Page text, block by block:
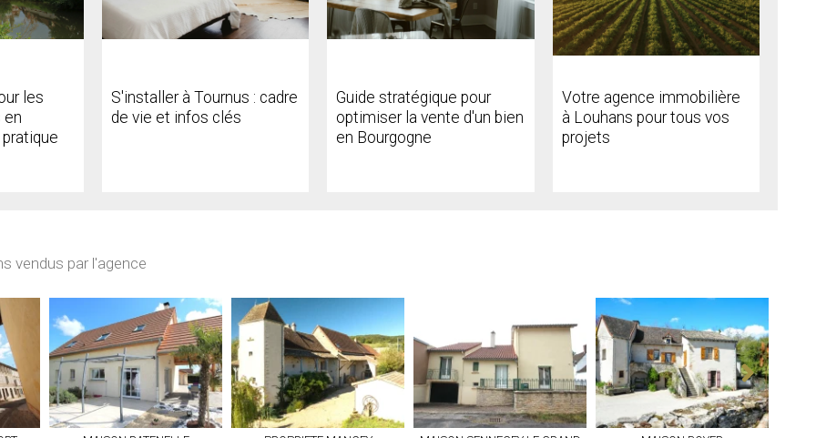
les
en
pratique
S'installer à Tournus : cadre
de vie et infos clés
Guide stratégique pour
optimiser la vente d'un bien
en Bourgogne
Votre agence immobilière
à Louhans pour tous vos
projets
vendus par l'agence